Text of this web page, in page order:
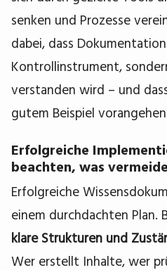
senken und Prozesse
dabei, dass
Kontrollinstrument,
verstanden wird – und
gutem Beispiel
Erfolgreiche
beachten, was
Erfolgreiche
einem durchdachten Plan.
klare Strukturen und
Wer erstellt Inhalte, wer